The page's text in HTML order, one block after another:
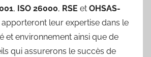
, ISO 26000, RSE et OHSAS-
apporteront leur expertise dans le
et environnement ainsi que de
qui assurerons le succès de